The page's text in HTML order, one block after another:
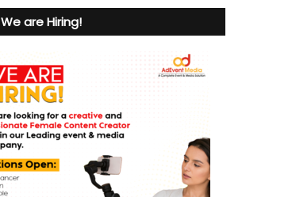
We are Hiring!